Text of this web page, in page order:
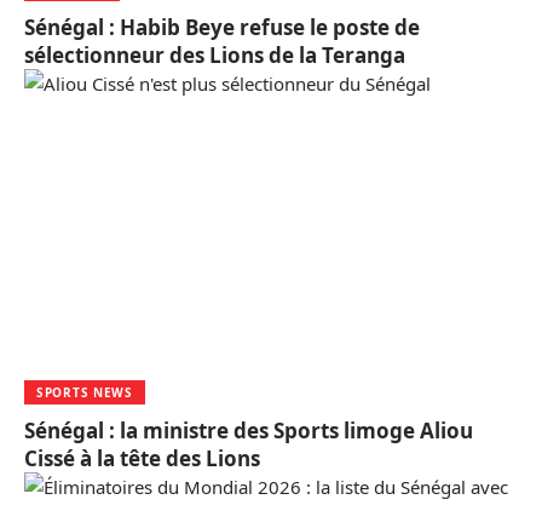
Sénégal : Habib Beye refuse le poste de
sélectionneur des Lions de la Teranga
SPORTS NEWS
Sénégal : la ministre des Sports limoge Aliou
Cissé à la tête des Lions